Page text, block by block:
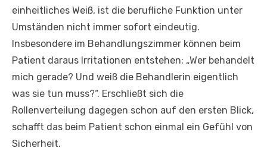
einheitliches Weiß, ist die berufliche Funktion unter
Umständen nicht immer sofort eindeutig.
Insbesondere im Behandlungszimmer können beim
Patient daraus Irritationen entstehen: „Wer behandelt
mich gerade? Und weiß die Behandlerin eigentlich
was sie tun muss?“. Erschließt sich die
Rollenverteilung dagegen schon auf den ersten Blick,
schafft das beim Patient schon einmal ein Gefühl von
Sicherheit.